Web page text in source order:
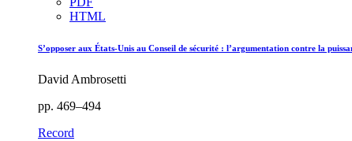
HTML
S’opposer aux États-Unis au Conseil de sécurité : l’argumentation contre la
David Ambrosetti
pp. 469–494
Record